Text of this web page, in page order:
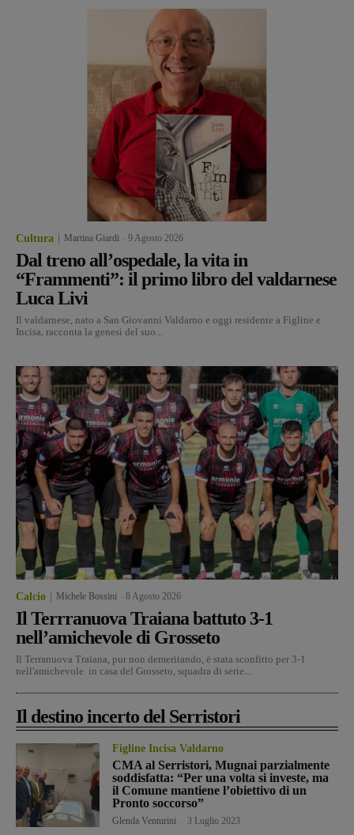
Cultura Martina Giardi 9 Agosto 2026
Dal treno all’ospedale, la vita in
“Frammenti”: il primo libro del valdarnese
Luca Livi
Il valdarnese, nato a San Giovanni Valdarno e oggi residente a Figline e
Incisa, racconta la genesi del suo...
Calcio Michele Bossini 8 Agosto 2026
Il Terrranuova Traiana battuto 3-1
nell’amichevole di Grosseto
Il Terranuova Traiana, pur non demeritando, è stata sconfitto per 3-1
nell'amichevole in casa del Grosseto, squadra di serie...
Il destino incerto del Serristori
Figline Incisa Valdarno
CMA al Serristori, Mugnai parzialmente
soddisfatta: “Per una volta si investe, ma
il Comune mantiene l’obiettivo di un
Pronto soccorso”
Glenda Venturini 3 Luglio 2023